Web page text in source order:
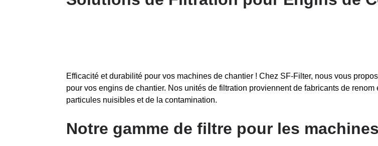
Efficacité et durabilité pour vos machines de chantier ! Chez SF-Filter, nous vous
pour vos engins de chantier. Nos unités de filtration proviennent de fabricants de
particules nuisibles et de la contamination.
Notre gamme de filtre pour les